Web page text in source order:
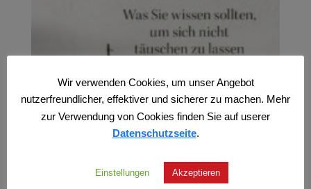
Wir verwenden Cookies, um unser Angebot
nutzerfreundlicher, effektiver und sicherer zu machen. Mehr
zur Verwendung von Cookies finden Sie auf userer
Datenschutzseite.
Einstellungen Akzeptieren